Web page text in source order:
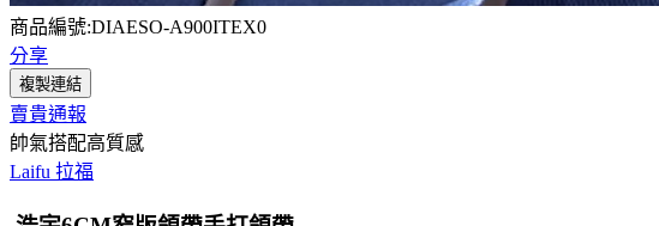
商品編號:DIAESO-A900ITEX0
分享
複製連結
賣貴通報
帥氣搭配高質感
Laifu 拉福